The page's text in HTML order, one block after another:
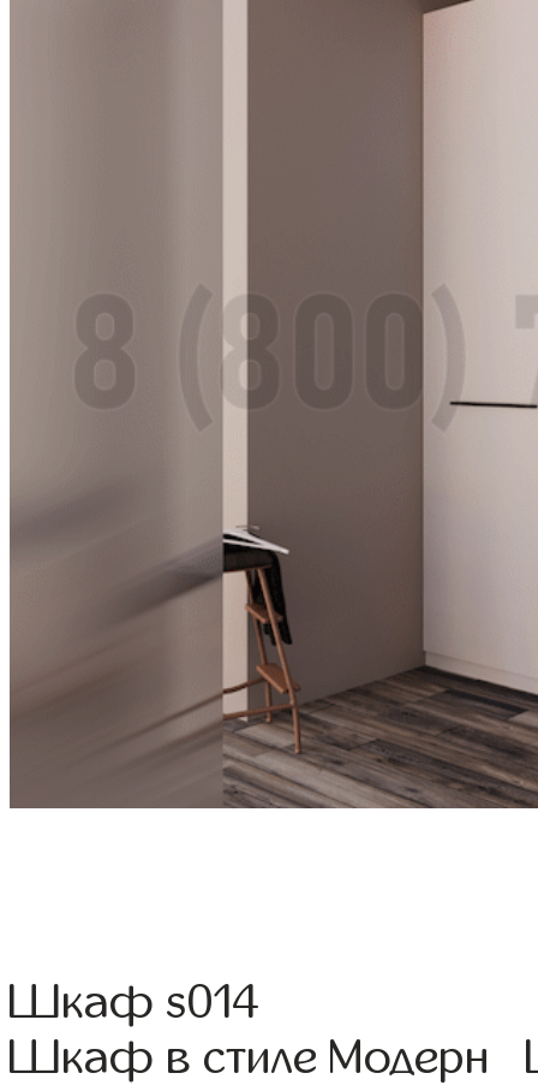
Шкаф s014
Шкаф в стиле Модерн